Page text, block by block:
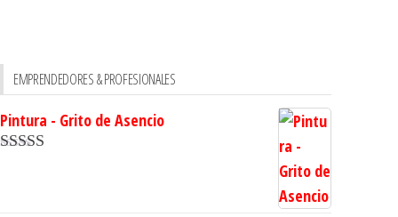
EMPRENDEDORES & PROFESIONALES
Pintura - Grito de Asencio